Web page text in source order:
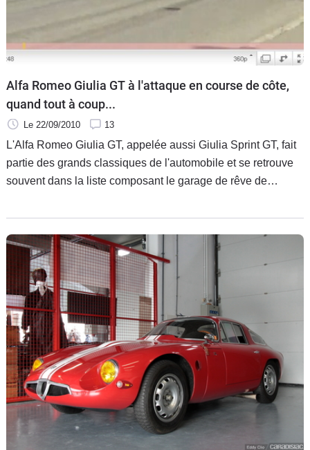
Alfa Romeo Giulia GT à l'attaque en course de côte,
quand tout à coup...
Le 22/09/2010 13
L'Alfa Romeo Giulia GT, appelée aussi Giulia Sprint GT, fait
partie des grands classiques de l'automobile et se retrouve
souvent dans la liste composant le garage de rêve de